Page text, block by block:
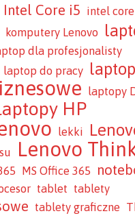
Intel Core i5 intel
komputery Lenovo
dla profesjonalisty
laptop do pracy
laptopy
HP
lekki
Lenovo
MS Office 365
tablet tablety
tablety graficzne